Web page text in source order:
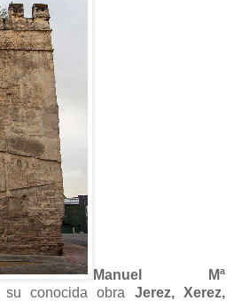
Manuel Mª
conocida obra Jerez, Xerez,